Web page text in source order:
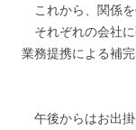
これから、関係を
それぞれの会社に
業務提携による補
午後からはお出